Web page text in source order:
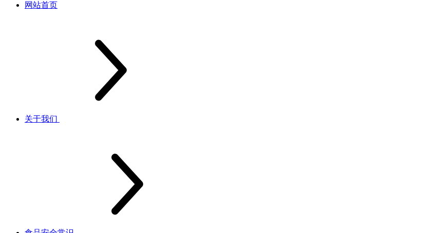
网站首页
关于我们